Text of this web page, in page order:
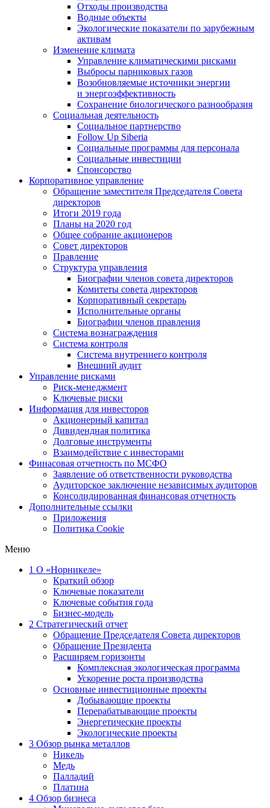
Отходы производства
Водные объекты
Экологические показатели по зарубежным
активам
Изменение климата
Управление климатическими рисками
Выбросы парниковых газов
Возобновляемые источники энергии
и энергоэффективность
Сохранение биологического разнообразия
Социальная деятельность
Социальное партнерство
Follow Up Siberia
Социальные программы для персонала
Социальные инвестиции
Спонсорство
Корпоративное управление
Обращение заместителя Председателя Совета
директоров
Итоги 2019 года
Планы на 2020 год
Общее собрание акционеров
Совет директоров
Правление
Структура управления
Биографии членов совета директоров
Комитеты совета директоров
Корпоративный секретарь
Исполнительные органы
Биографии членов правления
Система вознаграждения
Система контроля
Система внутреннего контроля
Внешний аудит
Управление рисками
Риск-менеджмент
Ключевые риски
Информация для инвесторов
Акционерный капитал
Дивидендная политика
Долговые инструменты
Взаимодействие с инвеcторами
Финасовая отчетность по МСФО
Заявление об ответственности руководства
Аудиторское заключение независимых аудиторов
Консолидированная финансовая отчетность
Дополнительные ссылки
Приложения
Политика Cookie
Меню
1 О «Норникеле»
Краткий обзор
Ключевые показатели
Ключевые события года
Бизнес-модель
2 Стратегический отчет
Обращение Председателя Совета директоров
Обращение Президента
Расширяем горизонты
Комплексная экологическая программа
Ускорение роста производства
Основные инвестиционные проекты
Добывающие проекты
Перерабатывающие проекты
Энергетические проекты
Экологические проекты
3 Обзор рынка металлов
Никель
Медь
Палладий
Платина
4 Обзор бизнеса